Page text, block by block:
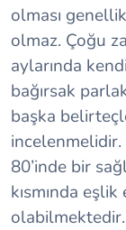
olması
olmaz. Çoğu
aylarında
bağırsak
başka
80’inde bir
kısmında
olabilmektedir.